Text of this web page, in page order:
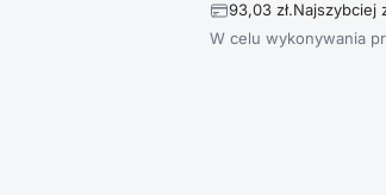
93,03 zł.Najszybciej
W celu wykonywania